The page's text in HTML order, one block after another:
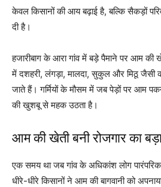
केवल किसानों की आय बढ़ाई है, बल्कि सैकड़ों
दी है।
हजारीबाग के आरा गांव में बड़े पैमाने पर आम की
में दशहरी, लंगड़ा, मालदा, सुकुल और मिठू जैसी
जाते हैं। गर्मियों के मौसम में जब पेड़ों पर आम
की खुशबू से महक उठता है।
आम की खेती बनी रोजगार का
एक समय था जब गांव के अधिकांश लोग
धीरे-धीरे किसानों ने आम की बागवानी को